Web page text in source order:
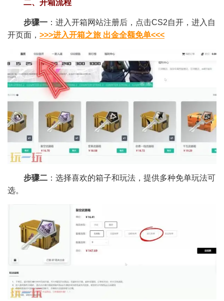
二、开箱流程
步骤一 ：进入开箱网站注册后，点击CS2自开，进入自
开页面， >>>进入开箱之旅 出金全额免单<<<
步骤二 ：选择喜欢的箱子和玩法，提供多种免单玩法可
选。